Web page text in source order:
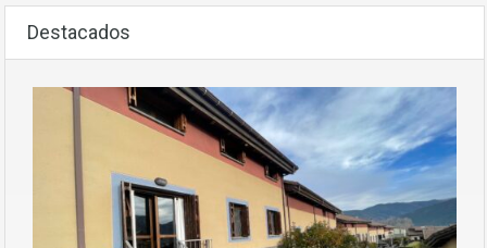
Destacados